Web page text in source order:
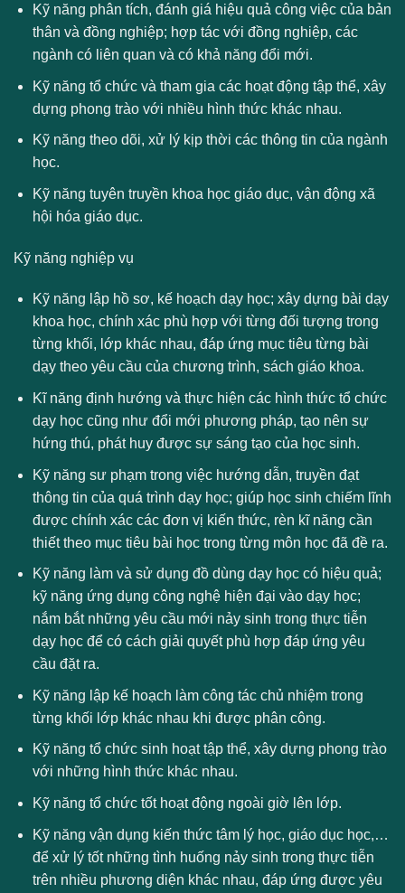
Kỹ năng phân tích, đánh giá hiệu quả công việc của bản
thân và đồng nghiệp; hợp tác với đồng nghiệp, các
ngành có liên quan và có khả năng đổi mới.
Kỹ năng tổ chức và tham gia các hoạt động tập thể, xây
dựng phong trào với nhiều hình thức khác nhau.
Kỹ năng theo dõi, xử lý kịp thời các thông tin của ngành
học.
Kỹ năng tuyên truyền khoa học giáo dục, vận động xã
hội hóa giáo dục.
Kỹ năng nghiệp vụ
Kỹ năng lập hồ sơ, kế hoạch dạy học; xây dựng bài dạy
khoa học, chính xác phù hợp với từng đối tượng trong
từng khối, lớp khác nhau, đáp ứng mục tiêu từng bài
dạy theo yêu cầu của chương trình, sách giáo khoa.
Kĩ năng định hướng và thực hiện các hình thức tổ chức
dạy học cũng như đổi mới phương pháp, tạo nên sự
hứng thú, phát huy được sự sáng tạo của học sinh.
Kỹ năng sư phạm trong việc hướng dẫn, truyền đạt
thông tin của quá trình dạy học; giúp học sinh chiếm lĩnh
được chính xác các đơn vị kiến thức, rèn kĩ năng cần
thiết theo mục tiêu bài học trong từng môn học đã đề ra.
Kỹ năng làm và sử dụng đồ dùng dạy học có hiệu quả;
kỹ năng ứng dụng công nghệ hiện đại vào dạy học;
nắm bắt những yêu cầu mới nảy sinh trong thực tiễn
dạy học để có cách giải quyết phù hợp đáp ứng yêu
cầu đặt ra.
Kỹ năng lập kế hoạch làm công tác chủ nhiệm trong
từng khối lớp khác nhau khi được phân công.
Kỹ năng tổ chức sinh hoạt tập thể, xây dựng phong trào
với những hình thức khác nhau.
Kỹ năng tổ chức tốt hoạt động ngoài giờ lên lớp.
Kỹ năng vận dụng kiến thức tâm lý học, giáo dục học,…
để xử lý tốt những tình huống nảy sinh trong thực tiễn
trên nhiều phương diện khác nhau, đáp ứng được yêu